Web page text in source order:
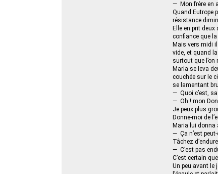
— Mon frère en
Quand Eutrope
résistance
Elle en prit
confiance que
Mais vers midi
vide, et quand
surtout que l’on
Maria se leva
couchée sur le
se lamentant
— Quoi c’est,
— Oh ! mon Don
Je peux plus
Donne-moi de
Maria lui donna
— Ça n’est
Tâchez
— C’est pas
C’est certain
Un peu avant le